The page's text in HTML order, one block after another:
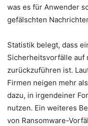
was es für Anwender
gefälschten
Statistik belegt, dass
Sicherheitsvorfälle auf
zurückzuführen ist.
Firmen neigen mehr
dazu, in irgendeiner
nutzen. Ein weiteres
von Ransomware-